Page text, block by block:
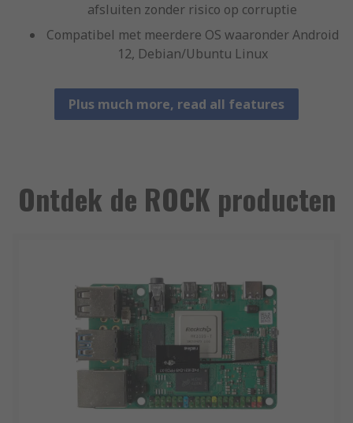
afsluiten zonder risico op corruptie
Compatibel met meerdere OS waaronder Android
12, Debian/Ubuntu Linux
Plus much more, read all features
Ontdek de ROCK producten